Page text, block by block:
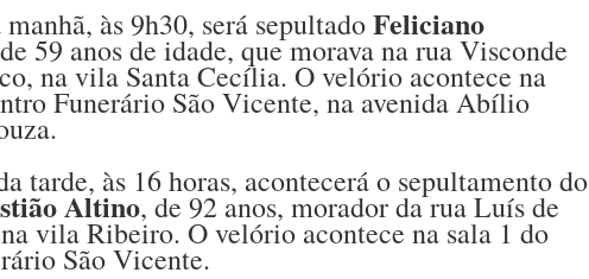
às 9h30, será sepultadoFeliciano
59 anos de idade, que morava na rua Visconde
na vila Santa Cecília. O velório acontece na
Funerário São Vicente, na avenida Abílio
tarde, às 16 horas, acontecerá o sepultamento do
Altino, de 92 anos, morador da rua Luís de
vila Ribeiro. O velório acontece na sala 1 do
São Vicente.